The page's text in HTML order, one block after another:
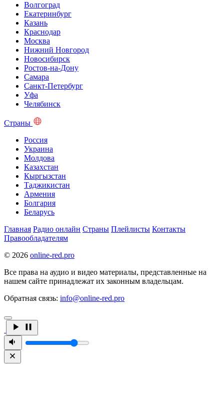
Волгоград
Екатеринбург
Казань
Краснодар
Москва
Нижний Новгород
Новосибирск
Ростов-на-Дону
Самара
Санкт-Петербург
Уфа
Челябинск
Страны
Россия
Украина
Молдова
Казахстан
Кыргызстан
Таджикистан
Армения
Болгария
Беларусь
Главная Радио онлайн Страны Плейлисты Контакты
Правообладателям
© 2026 online-red.pro
Все права на аудио и видео материалы, представленные на
нашем сайте принадлежат их законным владельцам.
Обратная связь: info@online-red.pro